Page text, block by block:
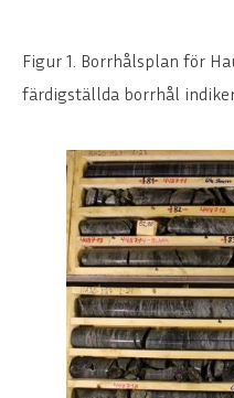
ENGLISH
Figur 1. Borrhålsplan för
färdigställda borrhål